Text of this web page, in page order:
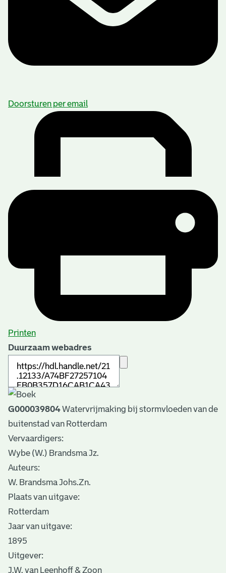
Doorsturen per email
Printen
Duurzaam webadres
G000039804Watervrijmaking bij stormvloeden van de
buitenstad van Rotterdam
Vervaardigers:
Wybe (W.) Brandsma Jz.
Auteurs:
W. Brandsma Johs.Zn.
Plaats van uitgave:
Rotterdam
Jaar van uitgave:
1895
Uitgever:
J.W. van Leenhoff & Zoon